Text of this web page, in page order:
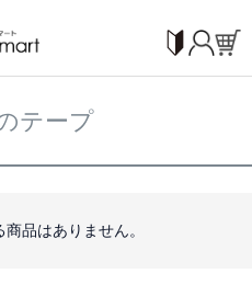
テープ
品はありません。